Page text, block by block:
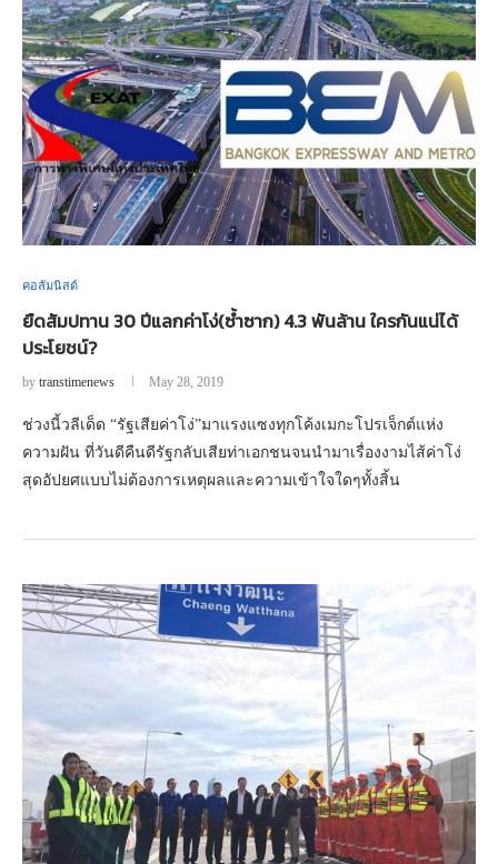
คอลัมนิสต์
ยืดสัมปทาน 30 ปีแลกค่าโง่(ซ้ำซาก) 4.3 พันล้าน ใครกันแน่ได้
ประโยชน์?
by transtimenews May 28, 2019
ช่วงนี้วลีเด็ด “รัฐเสียค่าโง่”มาแรงแซงทุกโค้งเมกะโปรเจ็กต์แห่ง
ความฝัน ที่วันดีคืนดีรัฐกลับเสียท่าเอกชนจนนำมาเรื่องงามไส้ค่าโง่
สุดอัปยศแบบไม่ต้องการเหตุผลและความเข้าใจใดๆทั้งสิ้น